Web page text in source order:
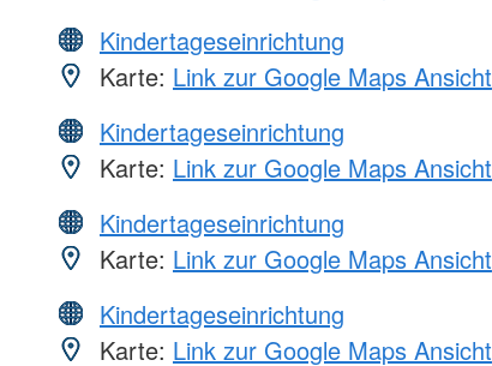
Kindertageseinrichtung
Karte: Link zur Google Maps Ansicht
Kindertageseinrichtung
Karte: Link zur Google Maps Ansicht
Kindertageseinrichtung
Karte: Link zur Google Maps Ansicht
Kindertageseinrichtung
Karte: Link zur Google Maps Ansicht